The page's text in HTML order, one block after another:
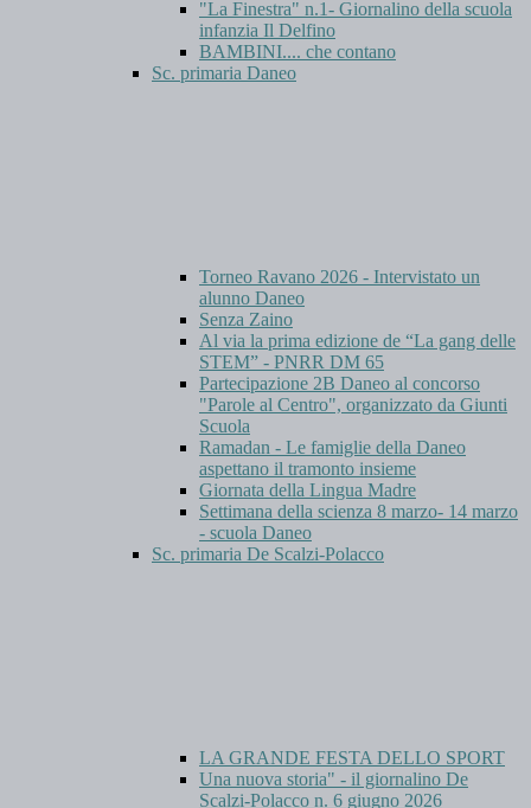
"La Finestra" n.1- Giornalino della scuola
infanzia Il Delfino
BAMBINI.... che contano
Sc. primaria Daneo
Torneo Ravano 2026 - Intervistato un
alunno Daneo
Senza Zaino
Al via la prima edizione de “La gang delle
STEM” - PNRR DM 65
Partecipazione 2B Daneo al concorso
"Parole al Centro", organizzato da Giunti
Scuola
Ramadan - Le famiglie della Daneo
aspettano il tramonto insieme
Giornata della Lingua Madre
Settimana della scienza 8 marzo- 14 marzo
- scuola Daneo
Sc. primaria De Scalzi-Polacco
LA GRANDE FESTA DELLO SPORT
Una nuova storia" - il giornalino De
Scalzi-Polacco n. 6 giugno 2026